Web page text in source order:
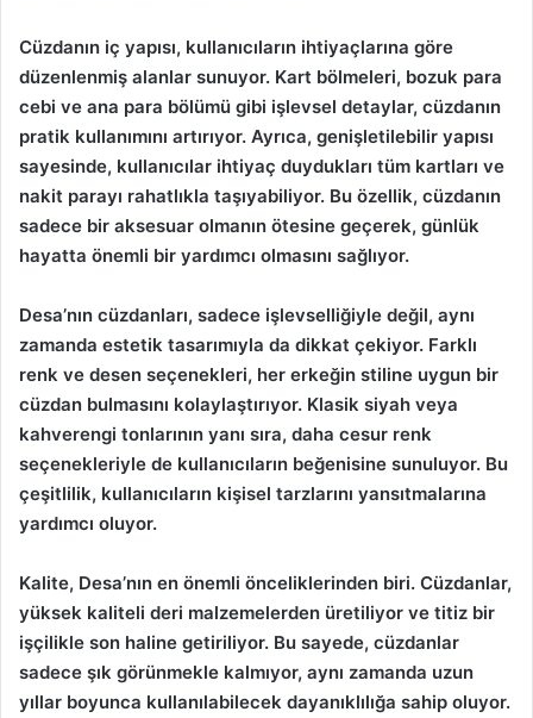
Cüzdanın iç yapısı, kullanıcıların ihtiyaçlarına göre
düzenlenmiş alanlar sunuyor. Kart bölmeleri, bozuk para
cebi ve ana para bölümü gibi işlevsel detaylar, cüzdanın
pratik kullanımını artırıyor. Ayrıca, genişletilebilir yapısı
sayesinde, kullanıcılar ihtiyaç duydukları tüm kartları ve
nakit parayı rahatlıkla taşıyabiliyor. Bu özellik, cüzdanın
sadece bir aksesuar olmanın ötesine geçerek, günlük
hayatta önemli bir yardımcı olmasını sağlıyor.
Desa’nın cüzdanları, sadece işlevselliğiyle değil, aynı
zamanda estetik tasarımıyla da dikkat çekiyor. Farklı
renk ve desen seçenekleri, her erkeğin stiline uygun bir
cüzdan bulmasını kolaylaştırıyor. Klasik siyah veya
kahverengi tonlarının yanı sıra, daha cesur renk
seçenekleriyle de kullanıcıların beğenisine sunuluyor. Bu
çeşitlilik, kullanıcıların kişisel tarzlarını yansıtmalarına
yardımcı oluyor.
Kalite, Desa’nın en önemli önceliklerinden biri. Cüzdanlar,
yüksek kaliteli deri malzemelerden üretiliyor ve titiz bir
işçilikle son haline getiriliyor. Bu sayede, cüzdanlar
sadece şık görünmekle kalmıyor, aynı zamanda uzun
yıllar boyunca kullanılabilecek dayanıklılığa sahip oluyor.